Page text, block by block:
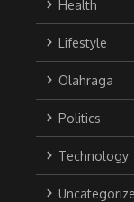
Health
Lifestyle
Olahraga
Politics
Technology